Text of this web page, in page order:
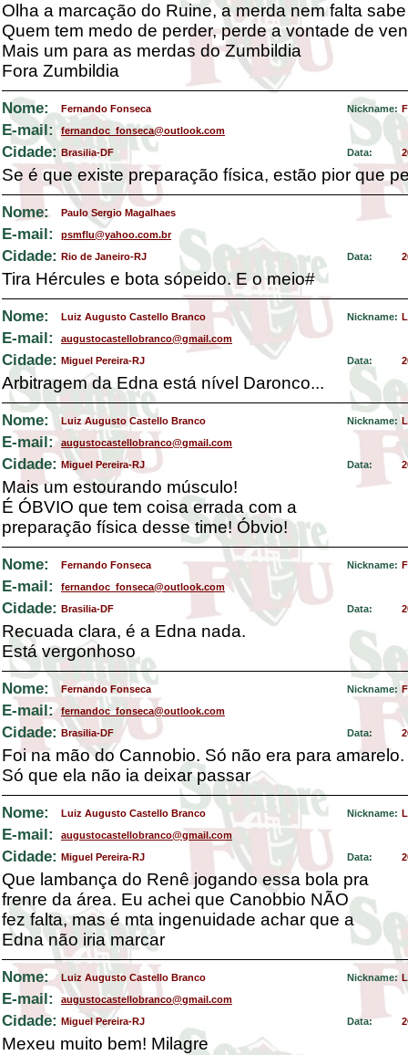
Olha a marcação do Ruine, a merda nem falta
Quem tem medo de perder, perde a vontade de
Mais um para as merdas do Zumbildia
Fora Zumbildia
Nome: Fernando Fonseca Nickname:
E-mail: fernandoc_fonseca@outlook.com
Cidade: Brasilia-DF Data:
Se é que existe preparação física, estão pior que
Nome: Paulo Sergio Magalhaes
E-mail: psmflu@yahoo.com.br
Cidade: Rio de Janeiro-RJ Data:
Tira Hércules e bota sópeido. E o meio#
Nome: Luiz Augusto Castello Branco Nickname:
E-mail: augustocastellobranco@gmail.com
Cidade: Miguel Pereira-RJ Data:
Arbitragem da Edna está nível Daronco...
Nome: Luiz Augusto Castello Branco Nickname:
E-mail: augustocastellobranco@gmail.com
Cidade: Miguel Pereira-RJ Data:
Mais um estourando músculo!
É ÓBVIO que tem coisa errada com a
preparação física desse time! Óbvio!
Nome: Fernando Fonseca Nickname:
E-mail: fernandoc_fonseca@outlook.com
Cidade: Brasilia-DF Data:
Recuada clara, é a Edna nada.
Está vergonhoso
Nome: Fernando Fonseca Nickname:
E-mail: fernandoc_fonseca@outlook.com
Cidade: Brasilia-DF Data:
Foi na mão do Cannobio. Só não era para amarelo.
Só que ela não ia deixar passar
Nome: Luiz Augusto Castello Branco Nickname:
E-mail: augustocastellobranco@gmail.com
Cidade: Miguel Pereira-RJ Data:
Que lambança do Renê jogando essa bola pra
frenre da área. Eu achei que Canobbio NÃO
fez falta, mas é mta ingenuidade achar que a
Edna não iria marcar
Nome: Luiz Augusto Castello Branco Nickname:
E-mail: augustocastellobranco@gmail.com
Cidade: Miguel Pereira-RJ Data:
Mexeu muito bem! Milagre